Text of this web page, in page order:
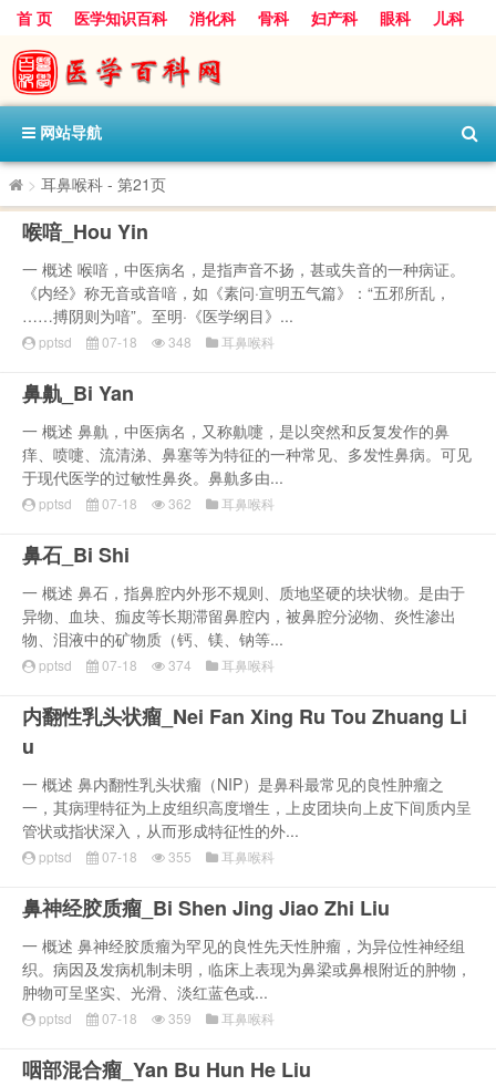
首 页 医学知识百科 消化科 骨科 妇产科 眼科
儿科
心血管病科
呼吸科 神经科
内分泌科
口腔科
网站导航
> 耳鼻喉科 - 第21页
喉喑_Hou Yin
一 概述 喉喑，中医病名，是指声音不扬，甚或失音的一种病证。
《内经》称无音或音喑，如《素问·宣明五气篇》：“五邪所乱，
……搏阴则为喑”。至明·《医学纲目》...
pptsd 07-18 348 耳鼻喉科
鼻鼽_Bi Yan
一 概述 鼻鼽，中医病名，又称鼽嚏，是以突然和反复发作的鼻
痒、喷嚏、流清涕、鼻塞等为特征的一种常见、多发性鼻病。可见
于现代医学的过敏性鼻炎。鼻鼽多由...
pptsd 07-18 362 耳鼻喉科
鼻石_Bi Shi
一 概述 鼻石，指鼻腔内外形不规则、质地坚硬的块状物。是由于
异物、血块、痂皮等长期滞留鼻腔内，被鼻腔分泌物、炎性渗出
物、泪液中的矿物质（钙、镁、钠等...
pptsd 07-18 374 耳鼻喉科
内翻性乳头状瘤_Nei Fan Xing Ru Tou Zhuang Li
u
一 概述 鼻内翻性乳头状瘤（NIP）是鼻科最常见的良性肿瘤之
一，其病理特征为上皮组织高度增生，上皮团块向上皮下间质内呈
管状或指状深入，从而形成特征性的外...
pptsd 07-18 355 耳鼻喉科
鼻神经胶质瘤_Bi Shen Jing Jiao Zhi Liu
一 概述 鼻神经胶质瘤为罕见的良性先天性肿瘤，为异位性神经组
织。病因及发病机制未明，临床上表现为鼻梁或鼻根附近的肿物，
肿物可呈坚实、光滑、淡红蓝色或...
pptsd 07-18 359 耳鼻喉科
咽部混合瘤_Yan Bu Hun He Liu